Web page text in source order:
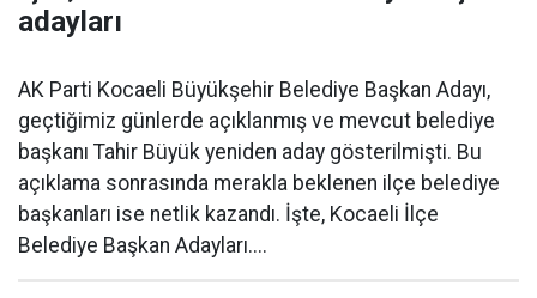
adayları
AK Parti Kocaeli Büyükşehir Belediye Başkan Adayı,
geçtiğimiz günlerde açıklanmış ve mevcut belediye
başkanı Tahir Büyük yeniden aday gösterilmişti. Bu
açıklama sonrasında merakla beklenen ilçe belediye
başkanları ise netlik kazandı. İşte, Kocaeli İlçe
Belediye Başkan Adayları....